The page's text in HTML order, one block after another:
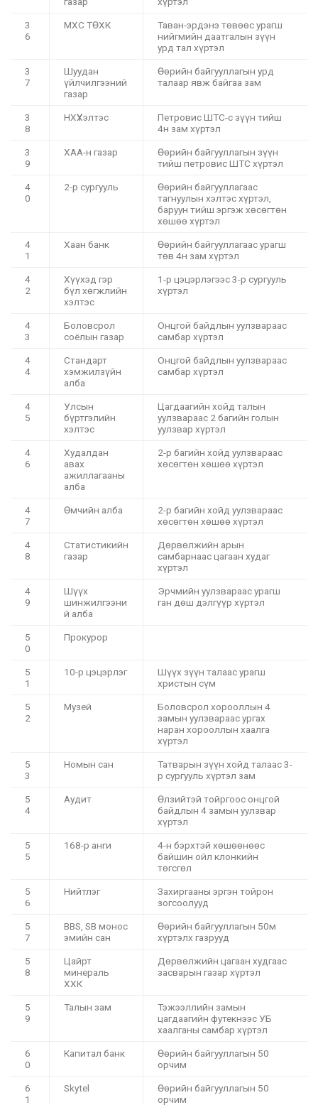
3
6
МХС ТӨХК
Таван-эрдэнэ төвөөс урагш
нийгмийн даатгалын зүүн
урд тал хүртэл
3
7
Шуудан
үйлчилгээний
газар
Өөрийн байгууллагын урд
талаар явж байгаа зам
3
8
НХҮХэлтэс
Петровис ШТС-с зүүн тийш
4н зам хүртэл
3
9
ХАА-н газар
Өөрийн байгууллагын зүүн
тийш петровис ШТС хүртэл
4
0
2-р сургууль
Өөрийн байгууллагаас
тагнуулын хэлтэс хүртэл,
баруун тийш эргэж хөсөгтөн
хөшөө хүртэл
4
1
Хаан банк
Өөрийн байгууллагаас урагш
төв 4н зам хүртэл
4
2
Хүүхэд гэр
бүл хөгжлийн
хэлтэс
1-р цэцэрлэгээс 3-р сургууль
хүртэл
4
3
Боловсрол
соёлын газар
Онцгой байдлын уулзвараас
самбар хүртэл
4
4
Стандарт
хэмжилзүйн
алба
Онцгой байдлын уулзвараас
самбар хүртэл
4
5
Улсын
бүртгэлийн
хэлтэс
Цагдаагийн хойд талын
уулзвараас 2 багийн голын
уулзвар хүртэл
4
6
Худалдан
авах
ажиллагааны
алба
2-р багийн хойд уулзвараас
хөсөгтөн хөшөө хүртэл
4
7
Өмчийн алба
2-р багийн хойд уулзвараас
хөсөгтөн хөшөө хүртэл
4
8
Статистикийн
газар
Дөрвөлжийн арын
самбарнаас цагаан худаг
хүртэл
4
9
Шүүх
шинжилгээни
й алба
Эрчмийн уулзвараас урагш
ган дөш дэлгүүр хүртэл
5
0
Прокурор
5
1
10-р цэцэрлэг
Шүүх зүүн талаас урагш
христын сүм
5
2
Музей
Боловсрол хорооллын 4
замын уулзвараас ургах
наран хорооллын хаалга
хүртэл
5
3
Номын сан
Татварын зүүн хойд талаас 3-
р сургууль хүртэл зам
5
4
Аудит
Өлзийтэй тойргоос онцгой
байдлын 4 замын уулзвар
хүртэл
5
5
168-р анги
4-н бэрхтэй хөшөөнөөс
байшин ойл клонкийн
төгсгөл
5
6
Нийтлэг
Захиргааны эргэн тойрон
зогсоолууд
5
7
BBS, SB монос
эмийн сан
Өөрийн байгууллагын 50м
хүртэлх газрууд
5
8
Цайрт
минераль
ХХК
Дөрвөлжийн цагаан худгаас
засварын газар хүртэл
5
9
Талын зам
Тэжээллийн замын
цагдаагийн футекнээс УБ
хаалганы самбар хүртэл
6
0
Капитал банк
Өөрийн байгууллагын 50
орчим
6
1
Skytel
Өөрийн байгууллагын 50
орчим